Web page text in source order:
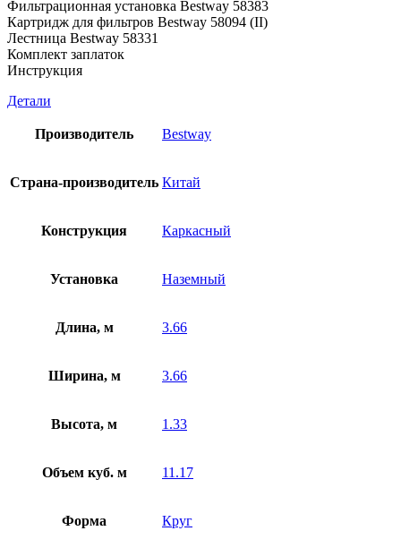
Фильтрационная установка Bestway 58383
Картридж для фильтров Bestway 58094 (II)
Лестница Bestway 58331
Комплект заплаток
Инструкция
Детали
Производитель Bestway
Страна-производитель Китай
Конструкция Каркасный
Установка Наземный
Длина, м 3.66
Ширина, м 3.66
Высота, м 1.33
Объем куб. м 11.17
Форма Круг